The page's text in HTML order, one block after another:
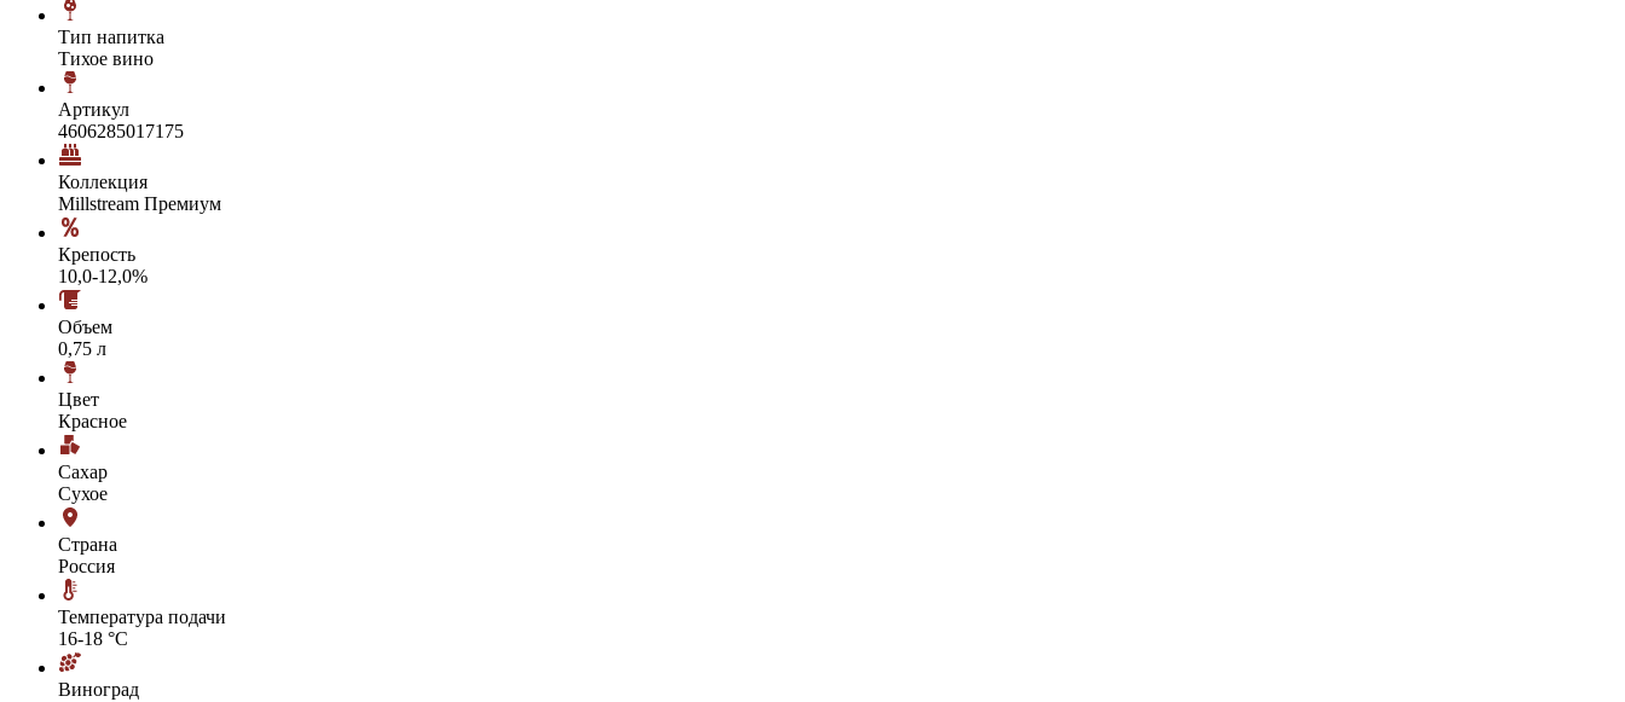
Тип напитка
Тихое вино
Артикул
4606285017175
Коллекция
Millstream Премиум
Крепость
10,0-12,0%
Объем
0,75 л
Цвет
Красное
Сахар
Сухое
Страна
Россия
Температура подачи
16-18 °С
Виноград